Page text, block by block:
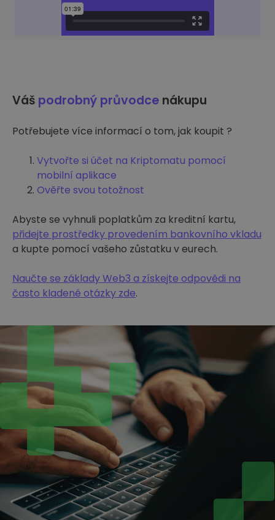
Váš podrobný průvodce nákupu
Potřebujete více informací o tom, jak koupit ?
Vytvořte si účet na Kriptomatu pomocí
mobilní aplikace
Ověřte svou totožnost
Abyste se vyhnuli poplatkům za kreditní kartu,
přidejte prostředky provedením bankovního vkladu
a kupte pomocí vašeho zůstatku v eurech.
Naučte se základy Web3 a získejte odpovědi na
často kladené otázky zde.